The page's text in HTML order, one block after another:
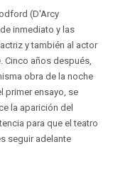
(D'Arcy
inmediato y las
y también al actor
Cinco años después,
obra de la noche
primer ensayo, se
la aparición del
para que el teatro
seguir adelante